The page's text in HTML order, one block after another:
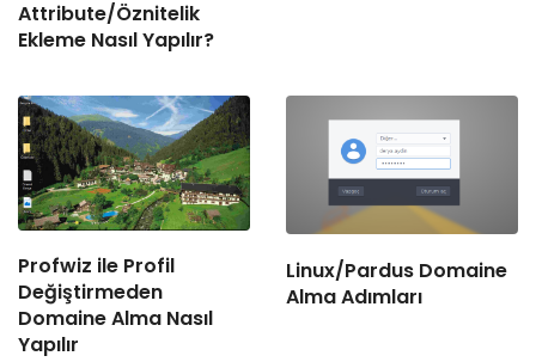
Attribute/Öznitelik
Ekleme Nasıl Yapılır?
Profwiz ile Profil
Değiştirmeden
Domaine Alma Nasıl
Yapılır
Linux/Pardus Domaine
Alma Adımları